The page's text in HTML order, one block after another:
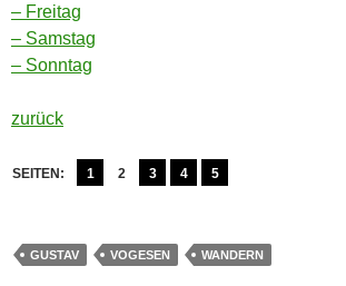
– Freitag
– Samstag
– Sonntag
zurück
SEITEN: 1 2 3 4 5
GUSTAV VOGESEN WANDERN